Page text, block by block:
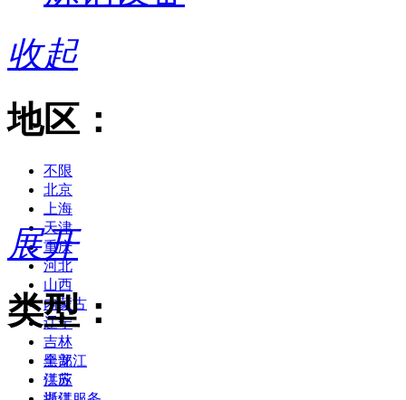
收起
地区：
不限
北京
上海
天津
重庆
河北
山西
内蒙古
辽宁
吉林
黑龙江
江苏
展开
类型：
全部
供应